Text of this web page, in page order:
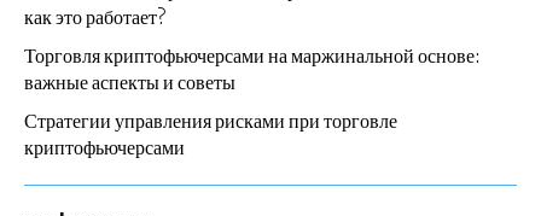
как это работает?
Торговля криптофьючерсами на маржинальной основе:
важные аспекты и советы
Стратегии управления рисками при торговле
криптофьючерсами